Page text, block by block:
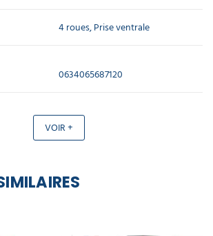
4 roues, Prise ventrale
0634065687120
VOIR +